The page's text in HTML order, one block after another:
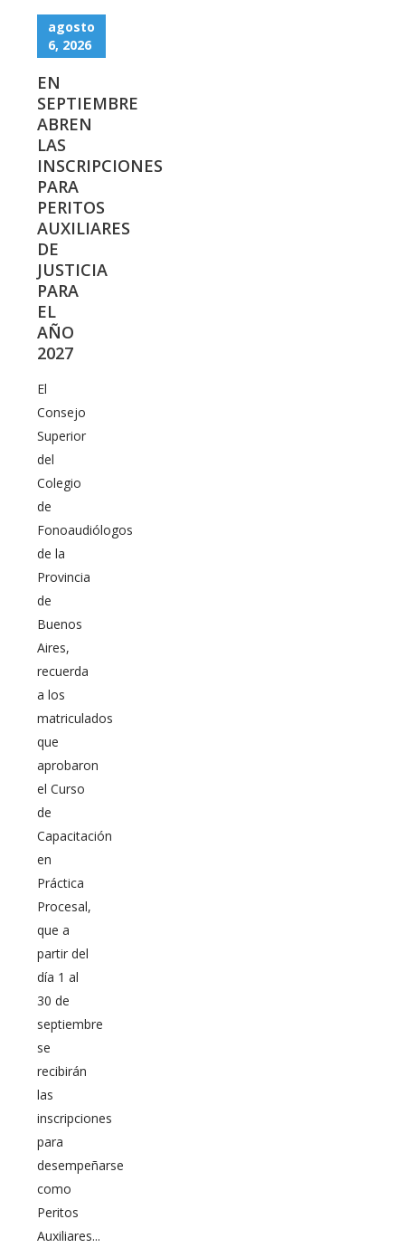
agosto
6, 2026
EN
SEPTIEMBRE
ABREN
LAS
INSCRIPCIONES
PARA
PERITOS
AUXILIARES
DE
JUSTICIA
PARA
EL
AÑO
2027
El
Consejo
Superior
del
Colegio
de
Fonoaudiólogos
de la
Provincia
de
Buenos
Aires,
recuerda
a los
matriculados
que
aprobaron
el Curso
de
Capacitación
en
Práctica
Procesal,
que a
partir del
día 1 al
30 de
septiembre
se
recibirán
las
inscripciones
para
desempeñarse
como
Peritos
Auxiliares...